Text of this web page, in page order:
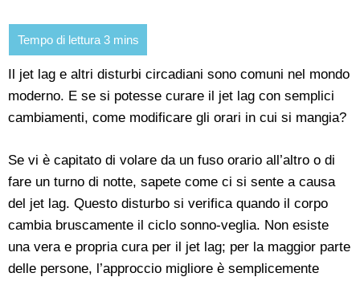
Il jet lag e altri disturbi circadiani sono comuni nel mondo
moderno. E se si potesse curare il jet lag con semplici
cambiamenti, come modificare gli orari in cui si mangia?
Se vi è capitato di volare da un fuso orario all’altro o di
fare un turno di notte, sapete come ci si sente a causa
del jet lag. Questo disturbo si verifica quando il corpo
cambia bruscamente il ciclo sonno-veglia. Non esiste
una vera e propria cura per il jet lag; per la maggior parte
delle persone, l’approccio migliore è semplicemente